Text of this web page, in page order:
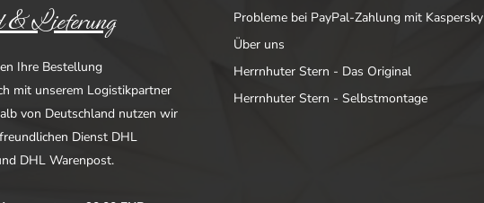
Probleme bei PayPal-Zahlung mit Kaspersky
Über uns
Herrnhuter Stern - Das Original
Herrnhuter Stern - Selbstmontage
& Lieferung
Ihre Bestellung
mit unserem Logistikpartner
von Deutschland nutzen wir
Dienst DHL
DHL Warenpost.